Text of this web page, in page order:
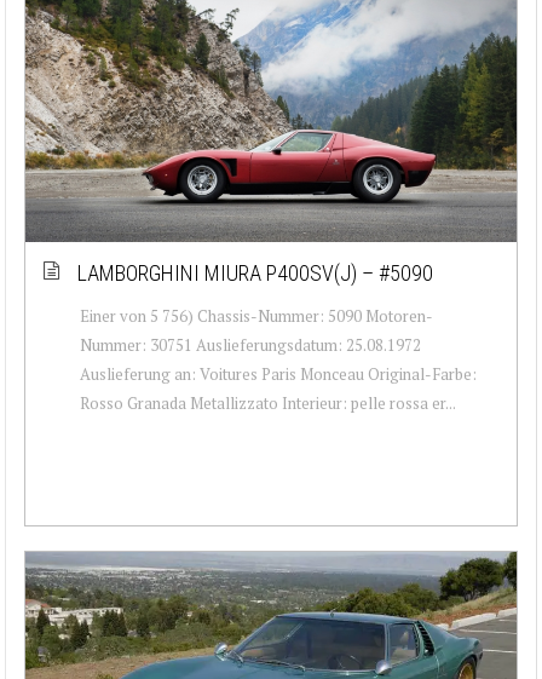
LAMBORGHINI MIURA P400SV(J) – #5090
Einer von 5 756) Chassis-Nummer: 5090 Motoren-
Nummer: 30751 Auslieferungsdatum: 25.08.1972
Auslieferung an: Voitures Paris Monceau Original-Farbe:
Rosso Granada Metallizzato Interieur: pelle rossa er...